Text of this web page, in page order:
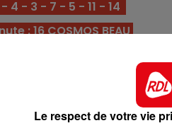
8h00 - 10h00
RDL WEEK-END
4 - 3 - 7 - 5 - 11 - 14
: 16 COSMOS BEAU
toujours fini sur le
en or pour s'imposer.
il est dans une forme
premiers.Le respect de votre vie